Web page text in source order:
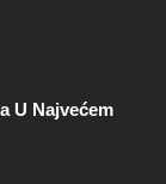
U Najvećem